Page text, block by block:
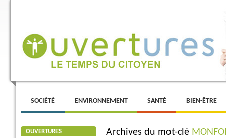
Menu principal
ALLER AU CONTENU PRINCIPAL
ALLER AU CONTENU SECONDAIRE
SOCIÉTÉ ENVIRONNEMENT SANTÉ BIEN-ÊTRE
OUVERTURES Archives du mot-clé